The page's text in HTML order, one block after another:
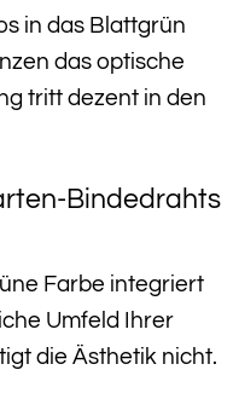
in das Blattgrün
das optische
tritt dezent in den
Bindedrahts
Farbe integriert
Umfeld Ihrer
die Ästhetik nicht.